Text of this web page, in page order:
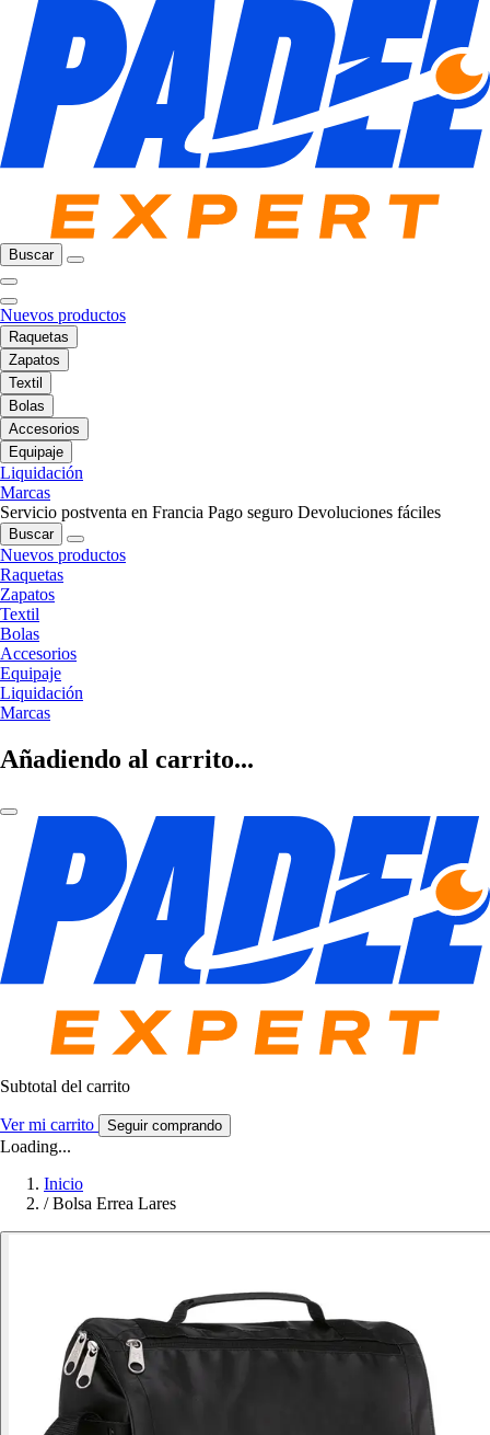
Buscar
Nuevos productos
Raquetas
Zapatos
Textil
Bolas
Accesorios
Equipaje
Liquidación
Marcas
Servicio postventa en Francia Pago seguro Devoluciones fáciles
Buscar
Nuevos productos
Raquetas
Zapatos
Textil
Bolas
Accesorios
Equipaje
Liquidación
Marcas
Añadiendo al carrito...
Subtotal del carrito
Ver mi carrito Seguir comprando
Loading...
Inicio
/ Bolsa Errea Lares